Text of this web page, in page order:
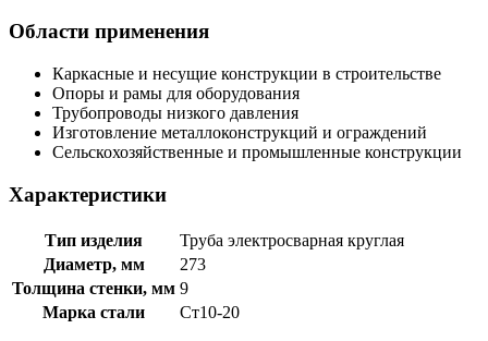
Области применения
Каркасные и несущие конструкции в строительстве
Опоры и рамы для оборудования
Трубопроводы низкого давления
Изготовление металлоконструкций и ограждений
Сельскохозяйственные и промышленные конструкции
Характеристики
Тип изделия
Труба электросварная круглая
Диаметр, мм
273
Толщина стенки, мм 9
Марка стали
Ст10-20